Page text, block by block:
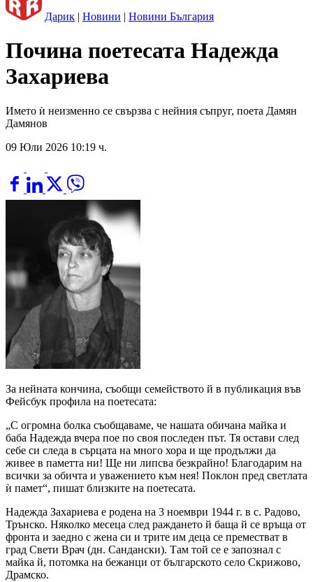
Дарик | Новини | Новини България
Почина поетесата Надежда
Захариева
Името ѝ неизменно се свързва с нейния съпруг, поета Дамян
Дамянов
09 Юли 2026 10:19 ч.
За нейната кончина, съобщи семейството й в публикация във
Фейсбук профила на поетесата:
„С огромна болка съобщаваме, че нашата обичана майка и
баба Надежда вчера пое по своя последен път. Тя остави след
себе си следа в сърцата на много хора и ще продължи да
живее в паметта ни! Ще ни липсва безкрайно! Благодарим на
всички за обичта и уважението към нея! Поклон пред светлата
ѝ памет“, пишат близките на поетесата.
Надежда Захариева е родена на 3 ноември 1944 г. в с. Радово,
Трънско. Няколко месеца след раждането й баща й се връща от
фронта и заедно с жена си и трите им деца се преместват в
град Свети Врач (дн. Сандански). Там той се е запознал с
майка й, потомка на бежанци от българското село Скрижово,
Драмско.